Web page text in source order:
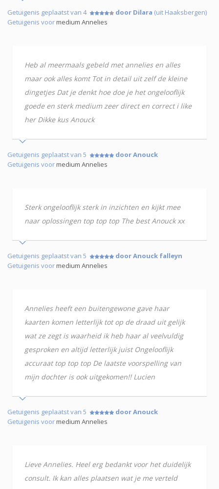
Getuigenis geplaatst van 4 door Dilara (uit Haaksbergen)
Getuigenis voormedium Annelies
Heb al meermaals gebeld met annelies en alles
maar ook alles komt Tot in detail uit zelf de kleine
dingetjes Dat je denkt hoe doe je het ongelooflijk
goede en sterk medium zeer direct en correct i like
her Dikke kus Anouck
Getuigenis geplaatst van 5
door Anouck
Getuigenis voormedium Annelies
Sterk ongelooflijk sterk in inzichten en kijkt mee
naar oplossingen top top top The best Anouck xx
Getuigenis geplaatst van 5
door Anouck falleyn
Getuigenis voormedium Annelies
Annelies heeft een buitengewone gave haar
kaarten komen letterlijk tot op de draad uit gelijk
wat ze zegt is waarheid ik heb haar al veelvuldig
gesproken en altijd letterlijk juist Ongelooflijk
accuraat top top top De laatste voorspelling van
mijn dochter is ook uitgekomen!! Lucien
Getuigenis geplaatst van 5
door Anouck
Getuigenis voormedium Annelies
Lieve Annelies. Heel erg bedankt voor het duidelijk
consult. Ik kan alles plaatsen wat je me verteld